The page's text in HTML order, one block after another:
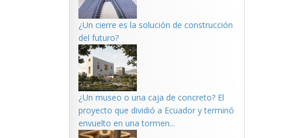
¿Un cierre es la solución de construcción
del futuro?
¿Un museo o una caja de concreto? El
proyecto que dividió a Ecuador y terminó
envuelto en una tormen...